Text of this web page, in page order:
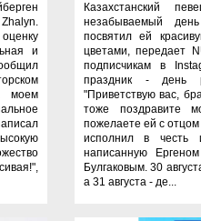
и
моем
Казахстанский
незабываемый
посвятил ей
цветами, передает
подписчикам в
праздник - день
"Приветствую вас,
тоже поздравите
пожелаете ей с отцом
исполнил в честь
написанную
Булгаковым. 30
а 31 августа - де...